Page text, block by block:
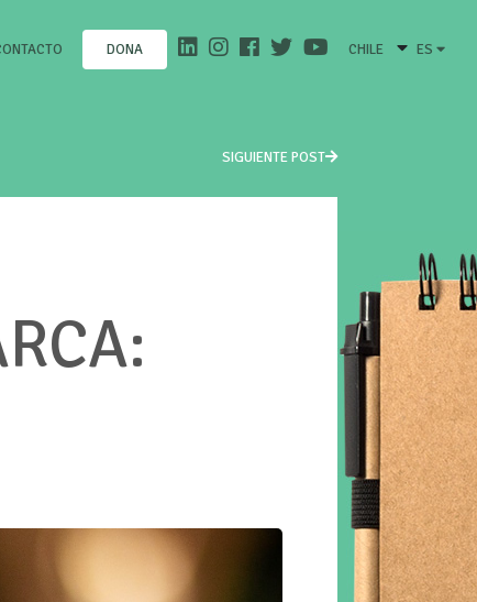
DONA CHILE ES
SIGUIENTE POST